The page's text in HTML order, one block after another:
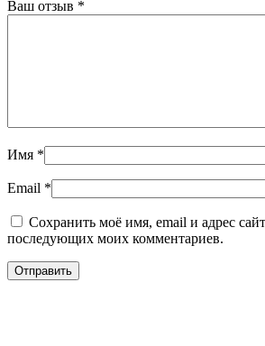
Ваш отзыв *
Имя *
Email *
Сохранить моё имя, email и адрес
последующих моих комментариев.